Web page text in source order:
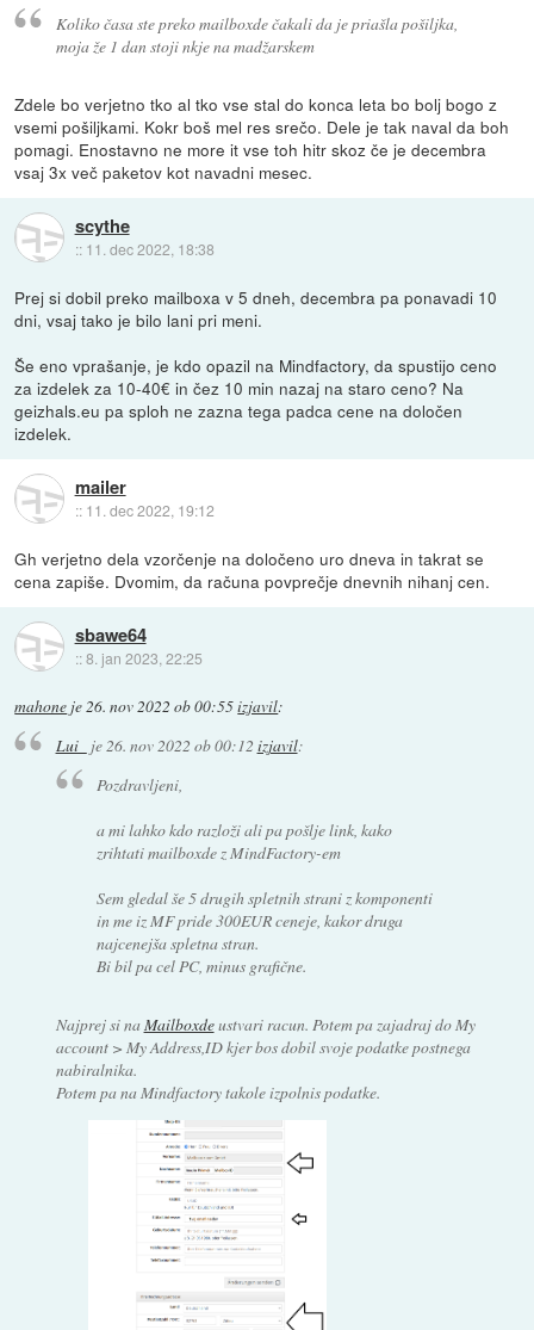
Koliko časa ste preko mailboxde čakali da je priašla pošiljka,
moja že 1 dan stoji nkje na madžarskem
Zdele bo verjetno tko al tko vse stal do konca leta bo bolj bogo z
vsemi pošiljkami. Kokr boš mel res srečo. Dele je tak naval da boh
pomagi. Enostavno ne more it vse toh hitr skoz če je decembra
vsaj 3x več paketov kot navadni mesec.
scythe
:: 11. dec 2022, 18:38
Prej si dobil preko mailboxa v 5 dneh, decembra pa ponavadi 10
dni, vsaj tako je bilo lani pri meni.
Še eno vprašanje, je kdo opazil na Mindfactory, da spustijo ceno
za izdelek za 10-40€ in čez 10 min nazaj na staro ceno? Na
geizhals.eu pa sploh ne zazna tega padca cene na določen
izdelek.
mailer
:: 11. dec 2022, 19:12
Gh verjetno dela vzorčenje na določeno uro dneva in takrat se
cena zapiše. Dvomim, da računa povprečje dnevnih nihanj cen.
sbawe64
::8. jan 2023, 22:25
mahone je26. nov 2022 ob 00:55izjavil:
Lui_ je26. nov 2022 ob 00:12 izjavil:
Pozdravljeni,
a mi lahko kdo razloži ali pa pošlje link, kako
zrihtati mailboxde z MindFactory-em
Sem gledal še 5 drugih spletnih strani z komponenti
in me iz MF pride 300EUR ceneje, kakor druga
najcenejša spletna stran.
Bi bil pa cel PC, minus grafične.
Najprej si naMailboxdeustvari racun. Potem pa zajadraj do My
account > My Address,ID kjer bos dobil svoje podatke postnega
nabiralnika.
Potem pa na Mindfactory takole izpolnis podatke.